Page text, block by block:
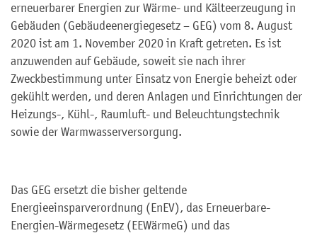
erneuerbarer Energien zur Wärme- und Kälteerzeugung in
Gebäuden (Gebäudeenergiegesetz – GEG) vom 8. August
2020 ist am 1. November 2020 in Kraft getreten. Es ist
anzuwenden auf Gebäude, soweit sie nach ihrer
Zweckbestimmung unter Einsatz von Energie beheizt oder
gekühlt werden, und deren Anlagen und Einrichtungen der
Heizungs-, Kühl-, Raumluft- und Beleuchtungstechnik
sowie der Warmwasserversorgung.
Das GEG ersetzt die bisher geltende
Energieeinsparverordnung (EnEV), das Erneuerbare-
Energien-Wärmegesetz (EEWärmeG) und das